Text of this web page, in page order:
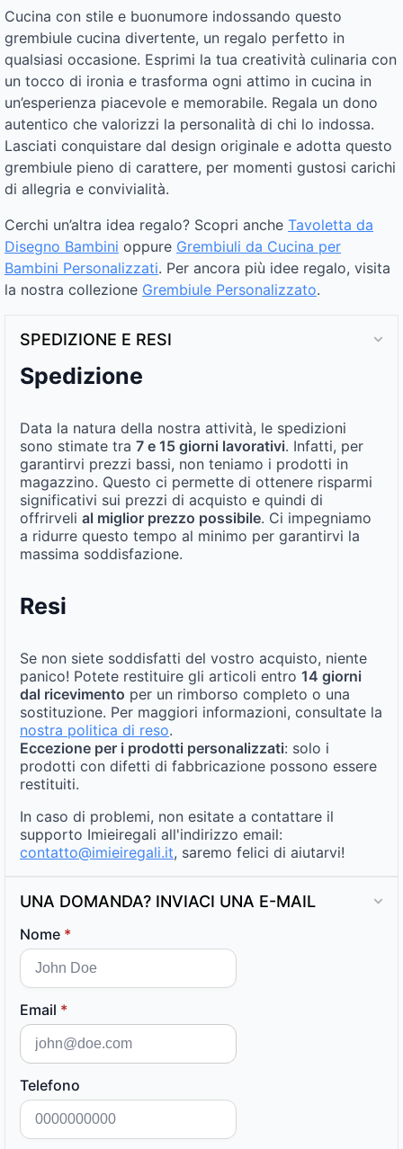
Cucina con stile e buonumore indossando questo
grembiule cucina divertente, un regalo perfetto in
qualsiasi occasione. Esprimi la tua creatività culinaria con
un tocco di ironia e trasforma ogni attimo in cucina in
un’esperienza piacevole e memorabile. Regala un dono
autentico che valorizzi la personalità di chi lo indossa.
Lasciati conquistare dal design originale e adotta questo
grembiule pieno di carattere, per momenti gustosi carichi
di allegria e convivialità.
Cerchi un’altra idea regalo? Scopri anche Tavoletta da
Disegno Bambini oppure Grembiuli da Cucina per
Bambini Personalizzati. Per ancora più idee regalo, visita
la nostra collezione Grembiule Personalizzato.
SPEDIZIONE E RESI
Spedizione
Data la natura della nostra attività, le spedizioni
sono stimate tra 7 e 15 giorni lavorativi. Infatti, per
garantirvi prezzi bassi, non teniamo i prodotti in
magazzino. Questo ci permette di ottenere risparmi
significativi sui prezzi di acquisto e quindi di
offrirveli al miglior prezzo possibile. Ci impegniamo
a ridurre questo tempo al minimo per garantirvi la
massima soddisfazione.
Resi
Se non siete soddisfatti del vostro acquisto, niente
panico! Potete restituire gli articoli entro 14 giorni
dal ricevimento per un rimborso completo o una
sostituzione. Per maggiori informazioni, consultate la
nostra politica di reso.
Eccezione per i prodotti personalizzati: solo i
prodotti con difetti di fabbricazione possono essere
restituiti.
In caso di problemi, non esitate a contattare il
supporto Imieiregali all'indirizzo email:
contatto@imieiregali.it, saremo felici di aiutarvi!
UNA DOMANDA? INVIACI UNA E-MAIL
Nome *
Email *
Telefono